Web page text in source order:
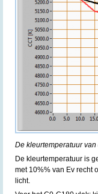
De kleurtemperatuur
De kleurtemperatuur is
met 10%% van Ev recht
licht.